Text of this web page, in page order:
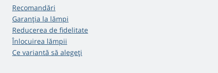
Recomandări
Garanția la lămpi
Reducerea de fidelitate
Înlocuirea lămpii
Ce variantă să alegeţi